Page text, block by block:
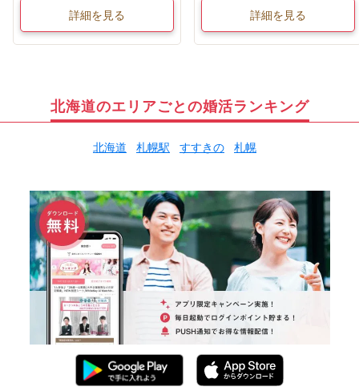
詳細を見る 詳細を見る
北海道のエリアごとの婚活ランキング
北海道 札幌駅 すすきの 札幌